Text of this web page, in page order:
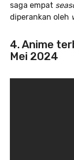
saga empat
diperankan oleh
4. Anime
Mei 2024